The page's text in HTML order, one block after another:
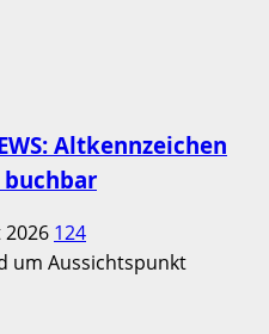
Altkennzeichen
buchbar
2026 124